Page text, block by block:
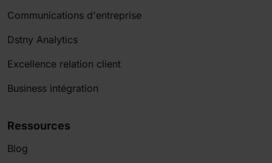
Communications d'entreprise
Dstny Analytics
Excellence relation client
Business intégration
Ressources
Blog